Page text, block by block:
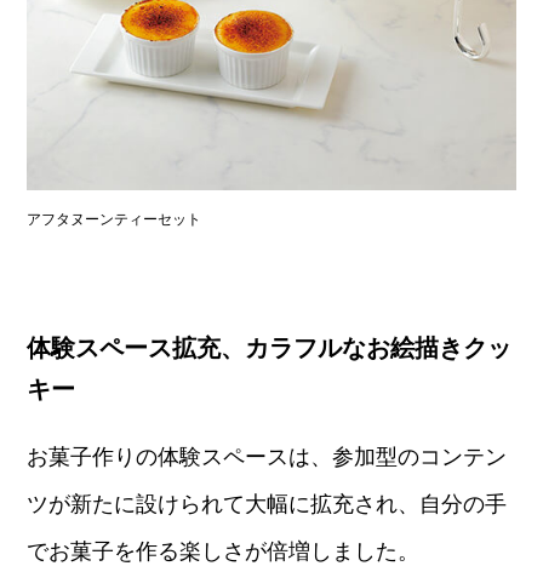
アフタヌーンティーセット
体験スペース拡充、カラフルなお絵描きクッ
キー
お菓子作りの体験スペースは、参加型のコンテン
ツが新たに設けられて大幅に拡充され、自分の手
でお菓子を作る楽しさが倍増しました。